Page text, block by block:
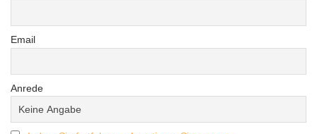
Email
Anrede